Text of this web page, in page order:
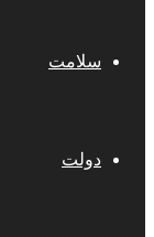
سلامت
دولت